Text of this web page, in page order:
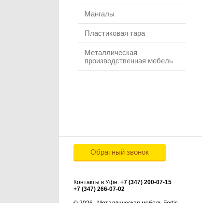
Мангалы
Пластиковая тара
Металлическая
производственная мебель
Обратный звонок
Контакты в Уфе: +7 (347) 200-07-15
+7 (347) 266-07-02